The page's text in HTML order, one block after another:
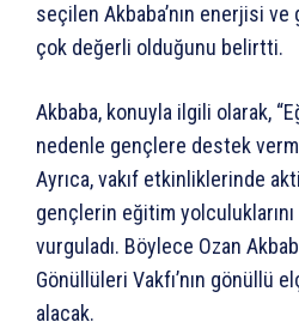
seçilen Akbaba’nın enerjisi
çok değerli olduğunu belirtti.
Akbaba, konuyla ilgili olarak,
nedenle gençlere destek
Ayrıca, vakıf etkinliklerinde
gençlerin eğitim
vurguladı. Böylece Ozan
Gönüllüleri Vakfı’nın gönüllü
alacak.